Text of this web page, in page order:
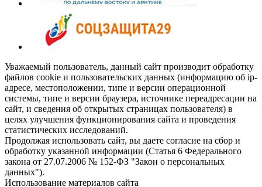
Уважаемый пользователь, данный сайт производит обработку
файлов cookie и пользовательских данных (информацию об ip-
адресе, местоположении, типе и версии операционной
системы, типе и версии браузера, источнике переадресации на
сайт, и сведения об открытых страницах пользователя) в
целях улучшения функционирования сайта и проведения
статистических исследований.
Продолжая использовать сайт, вы даете согласие на сбор и
обработку указанной информации (Статья 6 Федерального
закона от 27.07.2006 № 152-ФЗ "Закон о персональных
данных").
Использование материалов сайта